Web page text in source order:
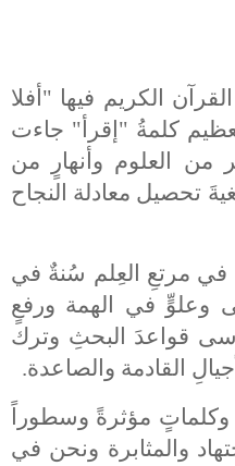
الكريم فيها "أفلا
كلمةُ "إقرأ" جاءت
من العلوم وأنهارٍ من
تحصيل معادلة النجاح
مرتعِ العِلم سُنةٌ في
وعلوٍّ في الهمة ورفعٍ
قواعدَ البحثِ وترك
القادمة والصاعدة.
مؤثرةً وسطوراً
والمثابرة ونحن في